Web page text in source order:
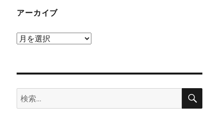
アーカイブ
ア
検
索:
検